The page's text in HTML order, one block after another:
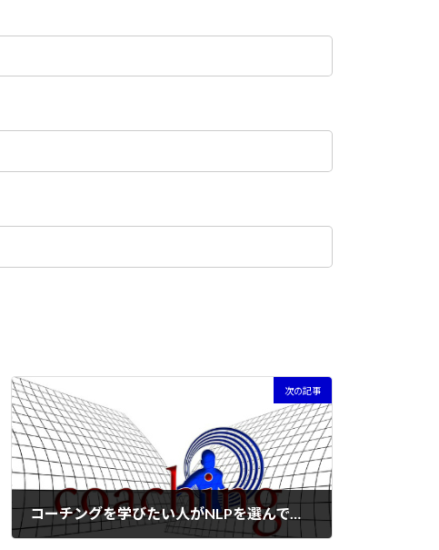
次の記事
コーチングを学びたい人がNLPを選んでいる理由